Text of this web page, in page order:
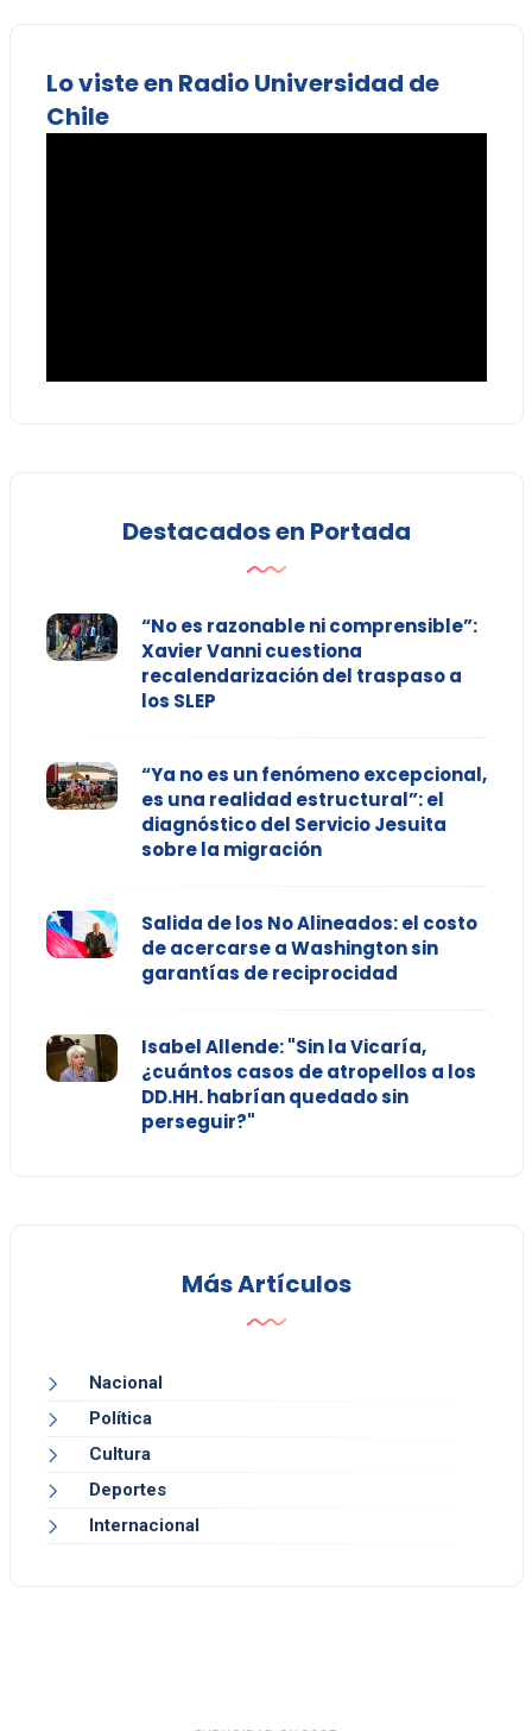
Lo viste en Radio Universidad de
Chile
Destacados en Portada
“No es razonable ni comprensible”:
Xavier Vanni cuestiona
recalendarización del traspaso a
los SLEP
“Ya no es un fenómeno excepcional,
es una realidad estructural”: el
diagnóstico del Servicio Jesuita
sobre la migración
Salida de los No Alineados: el costo
de acercarse a Washington sin
garantías de reciprocidad
Isabel Allende: "Sin la Vicaría,
¿cuántos casos de atropellos a los
DD.HH. habrían quedado sin
perseguir?"
Más Artículos
Nacional
Política
Cultura
Deportes
Internacional